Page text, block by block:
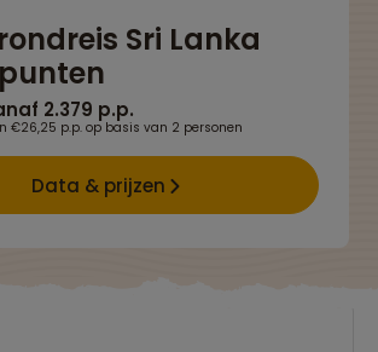
Sri Lanka
2.379 p.p.
€26,25 p.p. op basis van 2 personen
Data & prijzen